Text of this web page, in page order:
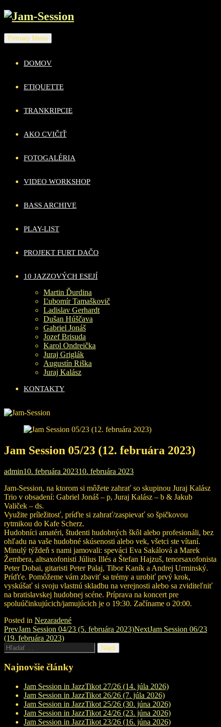
Skip
content
Primary Menu
DOMOV
ETIQUETTE
TRANKRIPCIE
AKO CVIČIŤ
FOTOGALÉRIA
VIDEO WORKSHOP
BASS ARCHIVE
PLAY-LIST
PROJEKT FURT DAČO
10 JAZZOVÝCH ESEJÍ
Martin Ďurdina
Ľubomír Tamaškovič
Ladislav Gerhardt
Dušan Húščava
Gabriel Jonáš
Jozef Brisuda
Karol Ondreička
Juraj Griglák
Augustín Riška
Juraj Kalász
KONTAKTY
Jam Session 05/23 (12. februára 2023)
admin10. februára 202310. februára 2023
Jam-Session, na ktorom si môžete zahrať so skupinou Juraj Kalász
Trio v obsadení: Gabriel Jonáš – p, Juraj Kalász – b & Jakub
Valiček – ds.
Využite príležitosť, príďte si zahrať/zaspievať so špičkovou
rytmikou do Kafe Scherz.
Hudobníci amatéri, študenti hudobných škôl alebo profesionáli, bez
ohľadu na vaše hudobné skúsenosti alebo vek, všetci ste vítaní.
Minulý týždeň s nami jamovali: speváci Eva Sakálová a Marek
Žembera, altsaxofonisti Július Illés a Štefan Hajzuš, tenorsaxofonista
Peter Dobai, gitaristi Peter Palaj, Tibor Kaník a Andrej Urminský.
Príďťe. Pomôžeme vám zbaviť sa trémy a urobiť prvý krok,
vyskúšať si svoju vlastnú skladbu na verejnosti alebo sa zviditeľniť
na bratislavskej hudobnej scéne. Príprava na koncert pre
spoluúčinkujúcich/jamujúcich je o 19:30. Začíname o 20:00.
Posted in Nezaradené
Post
navigation
PrevJam Session 04/23 (5. februára 2023)NextJam Session 06/23
(19. februára 2023)
Hľadať:
Najnovšie články
Jam Session in JazzTikot 27/26 (14. júla 2026)
Jam Session in JazzTikot 26/26 (7. júla 2026)
Jam Session in JazzTikot 25/26 (30. júna 2026)
Jam Session in JazzTikot 24/26 (23. júna 2026)
Jam Session in JazzTikot 23/26 (16. júna 2026)